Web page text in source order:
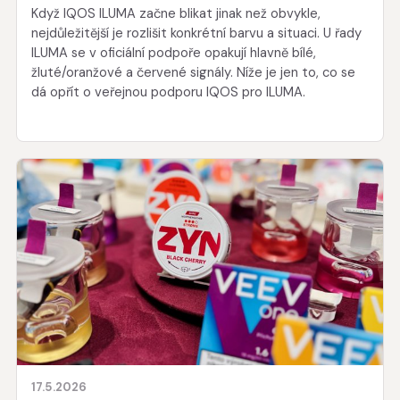
Když IQOS ILUMA začne blikat jinak než obvykle,
nejdůležitější je rozlišit konkrétní barvu a situaci. U řady
ILUMA se v oficiální podpoře opakují hlavně bílé,
žluté/oranžové a červené signály. Níže je jen to, co se
dá opřít o veřejnou podporu IQOS pro ILUMA.
17.5.2026